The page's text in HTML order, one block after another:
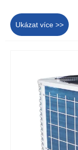
Ukázat více >>